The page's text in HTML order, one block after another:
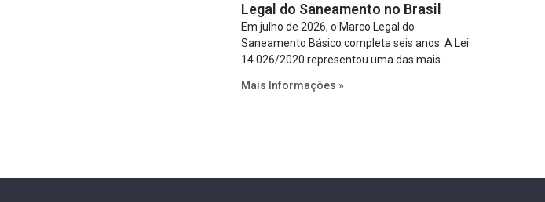
sujeita a uma escolha racional de projeto a
projeto.
Legal do Saneamento no Brasil
Em julho de 2026, o Marco Legal do
Saneamento Básico completa seis anos. A Lei
14.026/2020 representou uma das mais
estabelecer metas claras para a
mecanismos voltados à segurança jurídica dos
Mais Informações »